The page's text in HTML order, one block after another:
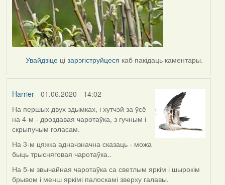
Увайдзіце цізарэгіструйцеся каб пакідаць каментары.
Harrier- 01.06.2020 - 14:02
In
reply
to
by
Lighty
На першых двух здымках, і хутчэй за ўсё
на 4-м - дроздавая чаротаўка, з гучным і
скрыпучым голасам.
На 3-м цяжка адначзначна сказаць - можа
быць трысняговая чаротаўка..
На 5-м звычайная чаротаўка са светлым яркім і шырокім
брывом і менш яркімі палоскамі зверху галавы.